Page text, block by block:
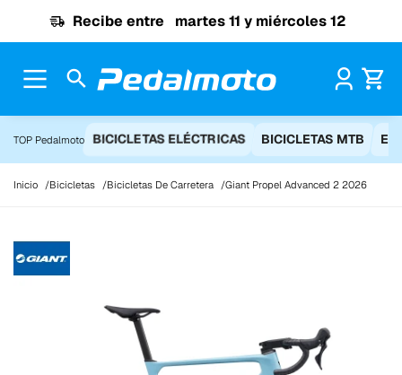
Recibe entre martes 11 y miércoles 12
TOP Pedalmoto BICICLETAS ELÉCTRICAS BICICLETAS MTB
Inicio Bicicletas Bicicletas De Carretera Giant Propel Advanced 2 2026